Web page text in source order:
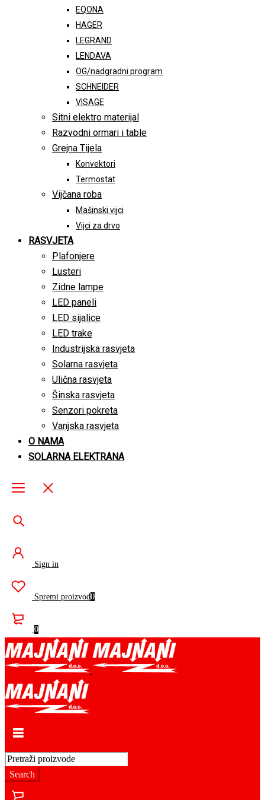
EQONA
HAGER
LEGRAND
LENDAVA
OG/nadgradni program
SCHNEIDER
VISAGE
Sitni elektro materijal
Razvodni ormari i table
Grejna Tijela
Konvektori
Termostat
Vijčana roba
Mašinski vijci
Vijci za drvo
RASVJETA
Plafonjere
Lusteri
Zidne lampe
LED paneli
LED sijalice
LED trake
Industrijska rasvjeta
Solarna rasvjeta
Ulična rasvjeta
Šinska rasvjeta
Senzori pokreta
Vanjska rasvjeta
O NAMA
SOLARNA ELEKTRANA
Sign in
Spremi proizvod0
0